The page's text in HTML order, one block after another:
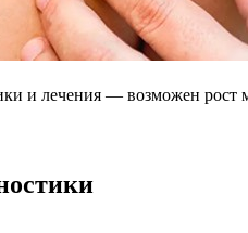
и лечения — возможен рост